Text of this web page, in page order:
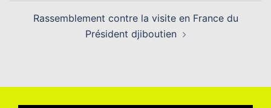
Rassemblement contre la visite en France du
Président djiboutien